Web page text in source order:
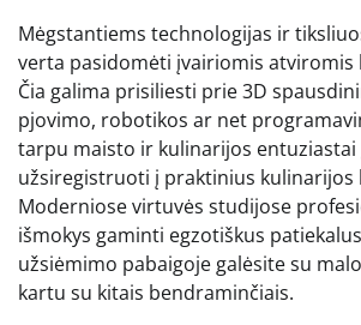
Mėgstantiems technologijas ir
verta pasidomėti įvairiomis
Čia galima prisiliesti prie 3D
pjovimo, robotikos ar net
tarpu maisto ir kulinarijos entuziastai
užsiregistruoti į praktinius kulinarijos
Moderniose virtuvės studijose
išmokys gaminti egzotiškus
užsiėmimo pabaigoje galėsite su
kartu su kitais bendraminčiais.